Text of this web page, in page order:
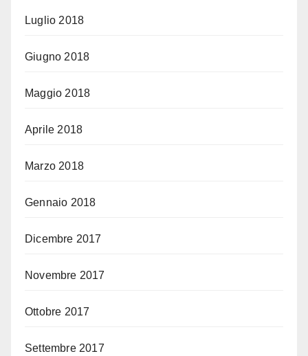
Luglio 2018
Giugno 2018
Maggio 2018
Aprile 2018
Marzo 2018
Gennaio 2018
Dicembre 2017
Novembre 2017
Ottobre 2017
Settembre 2017